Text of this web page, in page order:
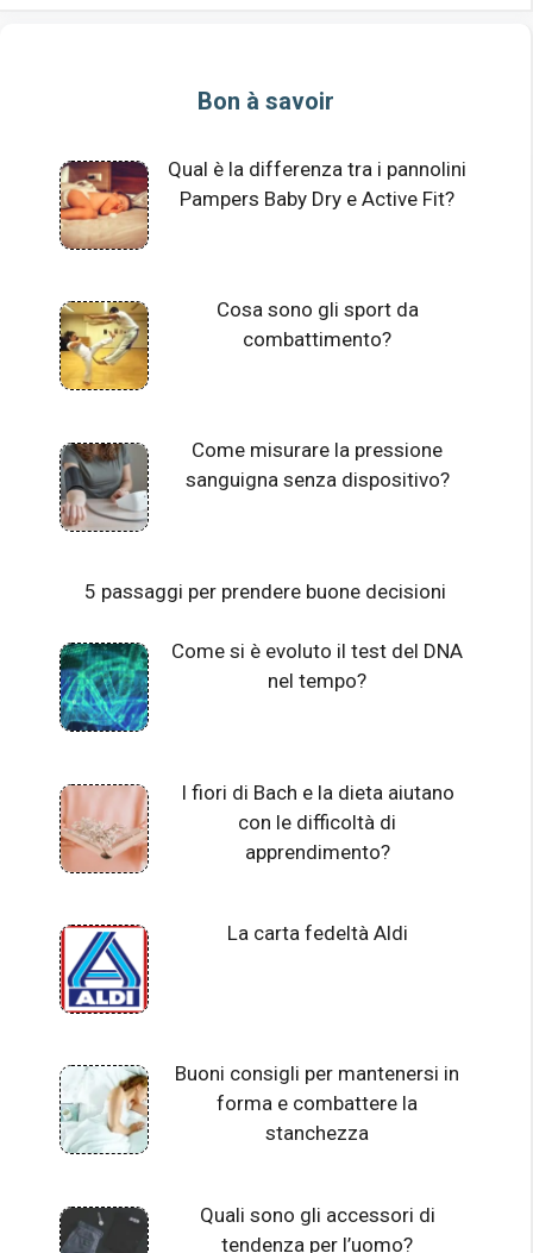
Bon à savoir
Qual è la differenza tra i pannolini
Pampers Baby Dry e Active Fit?
Cosa sono gli sport da
combattimento?
Come misurare la pressione
sanguigna senza dispositivo?
5 passaggi per prendere buone decisioni
Come si è evoluto il test del DNA
nel tempo?
I fiori di Bach e la dieta aiutano
con le difficoltà di
apprendimento?
La carta fedeltà Aldi
Buoni consigli per mantenersi in
forma e combattere la
stanchezza
Quali sono gli accessori di
tendenza per l’uomo?